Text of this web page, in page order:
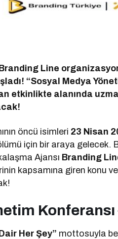
Line
“Sosyal Medya
etkinlikte alanında
öncü isimleri 23 Nisan
için bir araya gelecek.
Ajansı Branding
kapsamına giren konu
Konferansı
Her Şey” mottosuyla